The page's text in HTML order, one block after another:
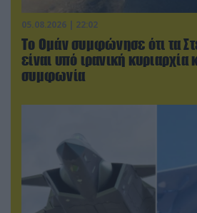
05.08.2026 | 22:02
Το Ομάν συμφώνησε ότι τα
είναι υπό ιρανική κυριαρχία
συμφωνία